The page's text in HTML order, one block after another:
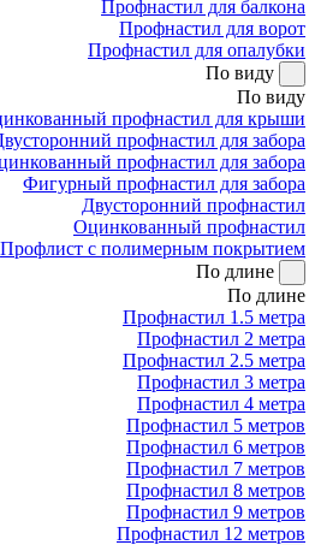
Профнастил для балкона
Профнастил для ворот
Профнастил для опалубки
По виду
По виду
профнастил для крыши
профнастил для забора
профнастил для забора
Фигурный профнастил для забора
Двусторонний профнастил
Оцинкованный профнастил
Профлист с полимерным покрытием
По длине
По длине
Профнастил 1.5 метра
Профнастил 2 метра
Профнастил 2.5 метра
Профнастил 3 метра
Профнастил 4 метра
Профнастил 5 метров
Профнастил 6 метров
Профнастил 7 метров
Профнастил 8 метров
Профнастил 9 метров
Профнастил 12 метров